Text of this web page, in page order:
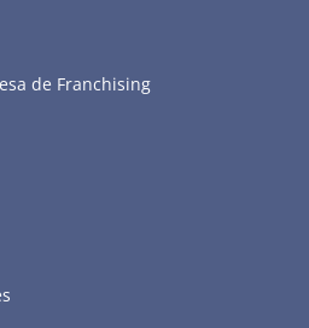
de Franchising